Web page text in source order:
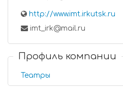
http://www.imt.irkutsk.ru
imt_irk@mail.ru
Профиль компании
Театры